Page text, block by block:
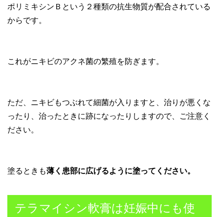
ポリミキシンＢという２種類の抗生物質が配合されている
からです。
これがニキビのアクネ菌の繁殖を防ぎます。
ただ、ニキビもつぶれて細菌が入りますと、治りが悪くな
ったり、治ったときに跡になったりしますので、ご注意く
ださい。
塗るときも薄く患部に広げるように塗ってください。
テラマイシン軟膏は妊娠中にも使